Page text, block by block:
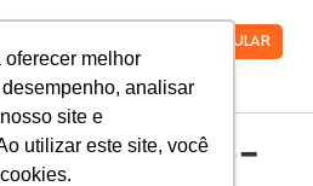
melhor
analisar
site e
utilizar este site, você
VESTIBULAR
no-direito-